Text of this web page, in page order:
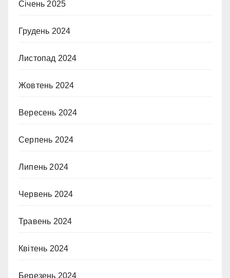
Січень 2025
Грудень 2024
Листопад 2024
Жовтень 2024
Вересень 2024
Серпень 2024
Липень 2024
Червень 2024
Травень 2024
Квітень 2024
Березень 2024